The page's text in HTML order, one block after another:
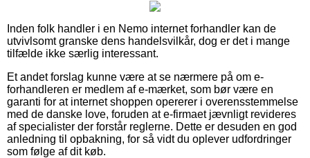
Inden folk handler i en Nemo internet forhandler kan de
utvivlsomt granske dens handelsvilkår, dog er det i mange
tilfælde ikke særlig interessant.
Et andet forslag kunne være at se nærmere på om e-
forhandleren er medlem af e-mærket, som bør være en
garanti for at internet shoppen opererer i overensstemmelse
med de danske love, foruden at e-firmaet jævnligt revideres
af specialister der forstår reglerne. Dette er desuden en god
anledning til opbakning, for så vidt du oplever udfordringer
som følge af dit køb.